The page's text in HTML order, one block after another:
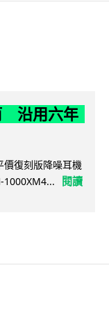
沿用六年
價復刻版降噪耳機
1000XM4...
閱讀